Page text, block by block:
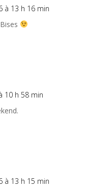
à 13 h 16 min
10 h 58 min
à 13 h 15 min